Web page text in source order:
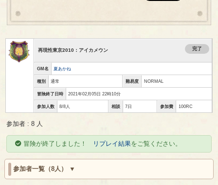
再現性東京2010：アイカメウン 完了
GM名 夏あかね
種別 通常 難易度 NORMAL
冒険終了日時 2021年02月05日 22時10分
参加人数 8/8人 相談 7日 参加費 100RC
参加者 : 8 人
冒険が終了しました！ リプレイ結果をご覧ください。
参加者一覧（8人）